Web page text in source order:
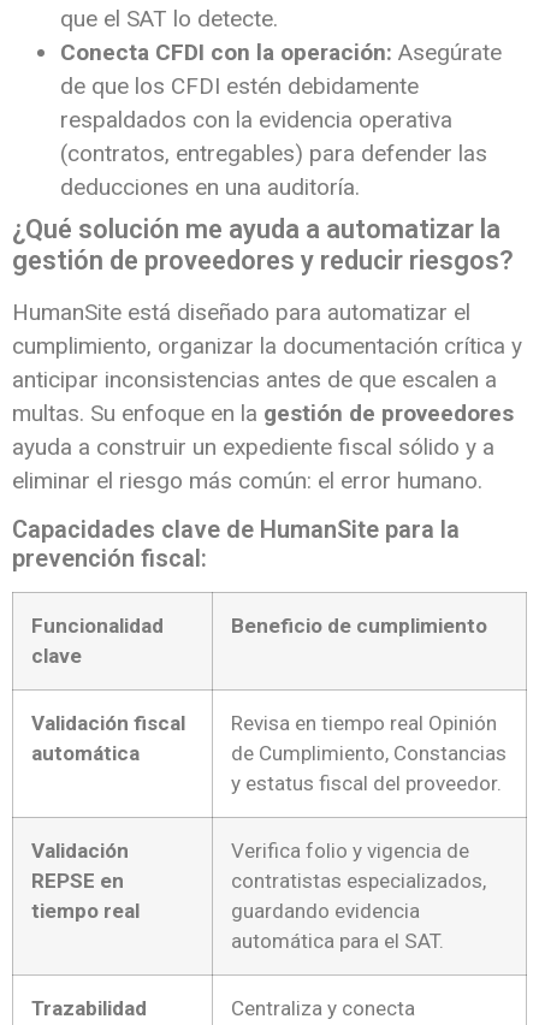
que el SAT lo detecte.
Conecta CFDI con la operación: Asegúrate
de que los CFDI estén debidamente
respaldados con la evidencia operativa
(contratos, entregables) para defender las
deducciones en una auditoría.
¿Qué solución me ayuda a automatizar la
gestión de proveedores y reducir riesgos?
HumanSite está diseñado para automatizar el
cumplimiento, organizar la documentación crítica y
anticipar inconsistencias antes de que escalen a
multas. Su enfoque en la gestión de proveedores
ayuda a construir un expediente fiscal sólido y a
eliminar el riesgo más común: el error humano.
Capacidades clave de HumanSite para la
prevención fiscal:
Funcionalidad
clave
Beneficio de cumplimiento
Validación fiscal
automática
Revisa en tiempo real Opinión
de Cumplimiento, Constancias
y estatus fiscal del proveedor.
Validación
REPSE en
tiempo real
Verifica folio y vigencia de
contratistas especializados,
guardando evidencia
automática para el SAT.
Trazabilidad
Centraliza y conecta